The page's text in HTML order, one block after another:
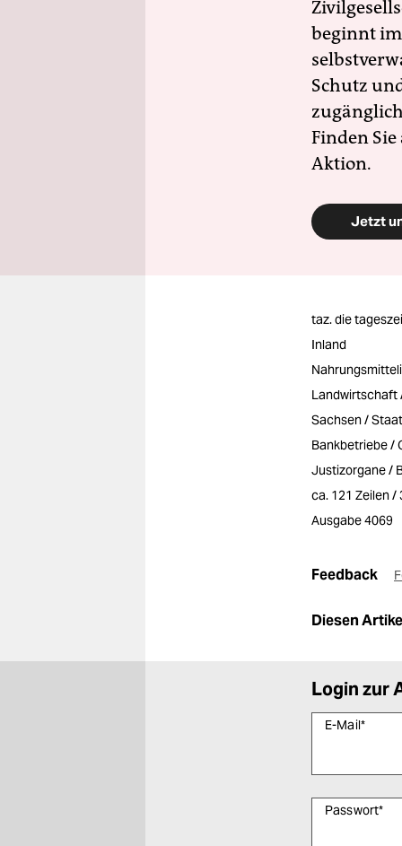
beginnt
Schutz
Finden
Aktion.
Jetzt
taz. die
Inland
Landwirtschaft
Sachsen /
Bankbetriebe /
Justizorgane /
ca. 121 Zeilen /
Ausgabe 4069
Feedback
Diesen
Login zur
E-Mail*
Passwort*